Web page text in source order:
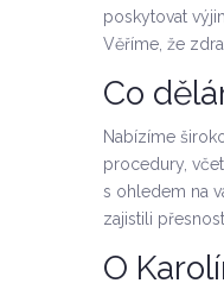
poskytovat
Věříme, že
Co
Nabízíme
procedury,
s ohledem na
zajistili
O